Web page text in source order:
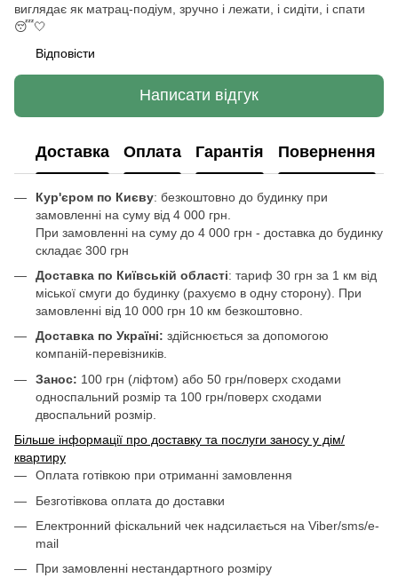
виглядає як матрац-подіум, зручно і лежати, і сидіти, і спати
😴🤍
Відповісти
Написати відгук
Доставка Оплата Гарантія Повернення
Кур'єром по Києву: безкоштовно до будинку при
замовленні на суму від 4 000 грн.
При замовленні на суму до 4 000 грн - доставка до будинку
складає 300 грн
Доставка по Київській області: тариф 30 грн за 1 км від
міської смуги до будинку (рахуємо в одну сторону). При
замовленні від 10 000 грн 10 км безкоштовно.
Доставка по Україні: здійснюється за допомогою
компаній-перевізників.
Занос: 100 грн (ліфтом) або 50 грн/поверх сходами
односпальний розмір та 100 грн/поверх сходами
двоспальний розмір.
Більше інформації про доставку та послуги заносу у дім/
квартиру
Оплата готівкою при отриманні замовлення
Безготівкова оплата до доставки
Електронний фіскальний чек надсилається на Viber/sms/e-
mail
При замовленні нестандартного розміру